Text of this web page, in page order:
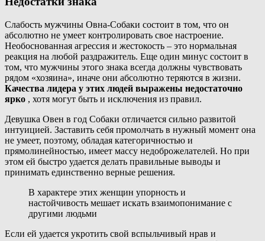
Слабость мужчины Овна-Собаки состоит в том, что он
абсолютно не умеет контролировать свое настроение.
Необоснованная агрессия и жестокость – это нормальная
реакция на любой раздражитель. Еще один минус состоит в
том, что мужчины этого знака всегда должны чувствовать
рядом «хозяина», иначе они абсолютно теряются в жизни.
Качества лидера у этих людей выражены недостаточно
ярко , хотя могут быть и исключения из правил.
Девушка Овен в год Собаки отличается сильно развитой
интуицией. Заставить себя промолчать в нужный момент она
не умеет, поэтому, обладая категоричностью и
прямолинейностью, имеет массу недоброжелателей. Но при
этом ей быстро удается делать правильные выводы и
принимать единственно верные решения.
В характере этих женщин упорность и
настойчивость мешает искать взаимопонимание с
другими людьми
Если ей удается укротить свой вспыльчивый нрав и